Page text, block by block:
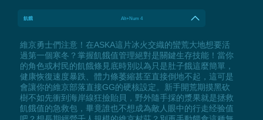
飢餓 Alt+Num 4
維京勇士們注意！在ASKA這片冰火交織的蠻荒大地想要活
過第一個寒冬？掌握飢餓值管理絕對是關鍵生存技能！當你
的角色或村民的飢餓條見底時別以為只是肚子餓這麼簡單，
健康恢復速度暴跌、體力條萎縮甚至直接倒地不起，這可是
會讓你的維京部落直接GG的硬核設定。新手開荒期摸黑砍
樹不如先衝到海岸線狂撿貽貝，野外隨手採的漿果就是拯救
飢餓值的急救包，畢竟誰也不想成為敵人眼中的行走经验值